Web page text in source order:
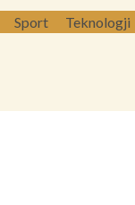
Sport Teknologji